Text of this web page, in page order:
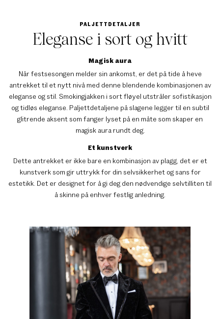
PALJETTDETALJER
Eleganse i sort og hvitt
Magisk aura
Når festsesongen melder sin ankomst, er det på tide å heve
antrekket til et nytt nivå med denne blendende kombinasjonen av
eleganse og stil. Smokingjakken i sort fløyel utstråler sofistikasjon
og tidløs eleganse. Paljettdetaljene på slagene legger til en subtil
glitrende aksent som fanger lyset på en måte som skaper en
magisk aura rundt deg.
Et kunstverk
Dette antrekket er ikke bare en kombinasjon av plagg, det er et
kunstverk som gir uttrykk for din selvsikkerhet og sans for
estetikk. Det er designet for å gi deg den nødvendige selvtilliten til
å skinne på enhver festlig anledning.